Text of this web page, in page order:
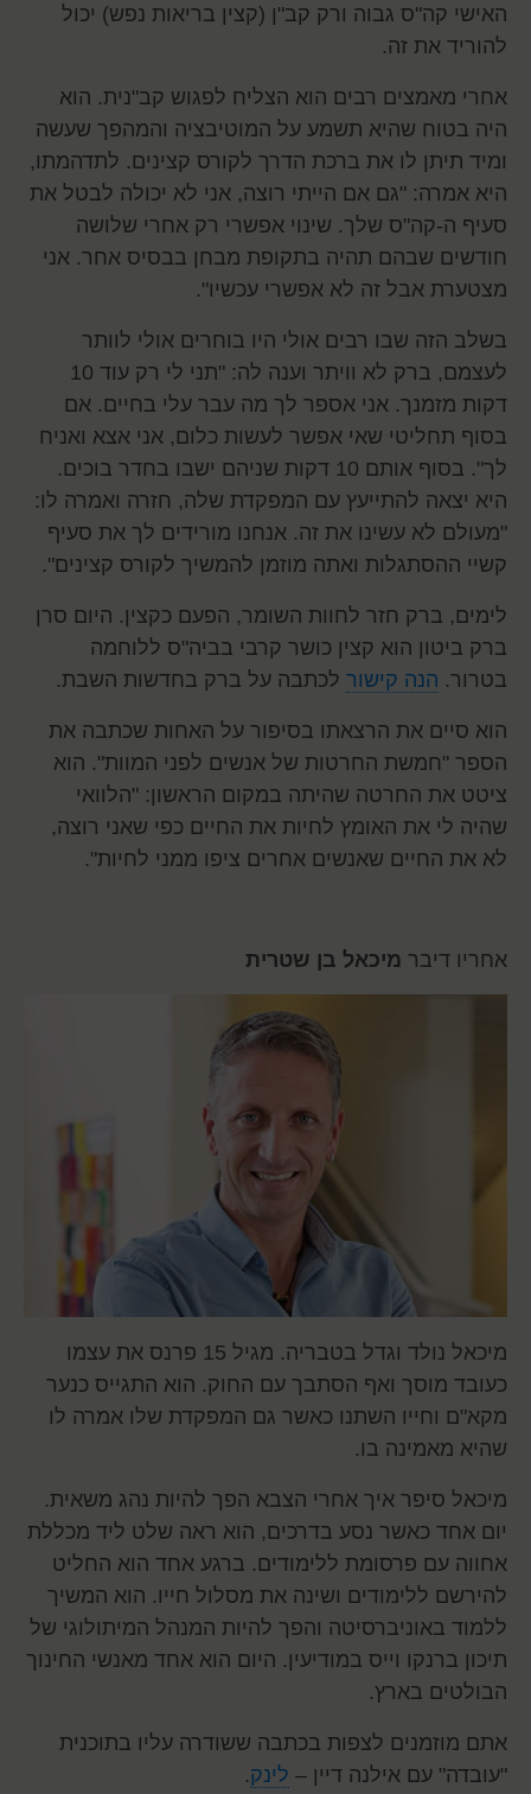
האישי קה"ס גבוה ורק קב"ן (קצין בריאות נפש) יכול
להוריד את זה.
אחרי מאמצים רבים הוא הצליח לפגוש קב"נית. הוא
היה בטוח שהיא תשמע על המוטיבציה והמהפך שעשה
ומיד תיתן לו את ברכת הדרך לקורס קצינים. לתדהמתו,
היא אמרה: "גם אם הייתי רוצה, אני לא יכולה לבטל את
סעיף ה-קה"ס שלך. שינוי אפשרי רק אחרי שלושה
חודשים שבהם תהיה בתקופת מבחן בבסיס אחר. אני
מצטערת אבל זה לא אפשרי עכשיו".
בשלב הזה שבו רבים אולי היו בוחרים אולי לוותר
לעצמם, ברק לא וויתר וענה לה: "תני לי רק עוד 10
דקות מזמנך. אני אספר לך מה עבר עלי בחיים. אם
בסוף תחליטי שאי אפשר לעשות כלום, אני אצא ואניח
לך". בסוף אותם 10 דקות שניהם ישבו בחדר בוכים.
היא יצאה להתייעץ עם המפקדת שלה, חזרה ואמרה לו:
"מעולם לא עשינו את זה. אנחנו מורידים לך את סעיף
קשיי ההסתגלות ואתה מוזמן להמשיך לקורס קצינים".
לימים, ברק חזר לחוות השומר, הפעם כקצין. היום סרן
ברק ביטון הוא קצין כושר קרבי בביה"ס ללוחמה
בטרור. הנה קישור לכתבה על ברק בחדשות השבת.
הוא סיים את הרצאתו בסיפור על האחות שכתבה את
הספר "חמשת החרטות של אנשים לפני המוות". הוא
ציטט את החרטה שהיתה במקום הראשון: "הלוואי
שהיה לי את האומץ לחיות את החיים כפי שאני רוצה,
לא את החיים שאנשים אחרים ציפו ממני לחיות".
אחריו דיבר מיכאל בן שטרית
מיכאל נולד וגדל בטבריה. מגיל 15 פרנס את עצמו
כעובד מוסך ואף הסתבך עם החוק. הוא התגייס כנער
מקא"ם וחייו השתנו כאשר גם המפקדת שלו אמרה לו
שהיא מאמינה בו.
מיכאל סיפר איך אחרי הצבא הפך להיות נהג משאית.
יום אחד כאשר נסע בדרכים, הוא ראה שלט ליד מכללת
אחווה עם פרסומת ללימודים. ברגע אחד הוא החליט
להירשם ללימודים ושינה את מסלול חייו. הוא המשיך
ללמוד באוניברסיטה והפך להיות המנהל המיתולוגי של
תיכון ברנקו וייס במודיעין. היום הוא אחד מאנשי החינוך
הבולטים בארץ.
אתם מוזמנים לצפות בכתבה ששודרה עליו בתוכנית
"עובדה" עם אילנה דיין – לינק.